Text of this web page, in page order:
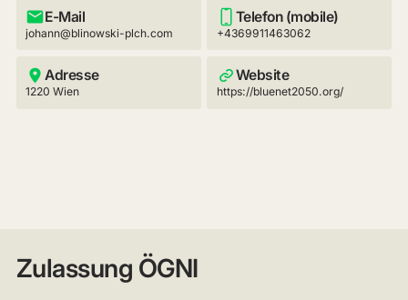
E-Mail
johann@blinowski-plch.com
Telefon (mobile)
+4369911463062
Adresse
1220 Wien
Website
https://bluenet2050.org/
Zulassung ÖGNI